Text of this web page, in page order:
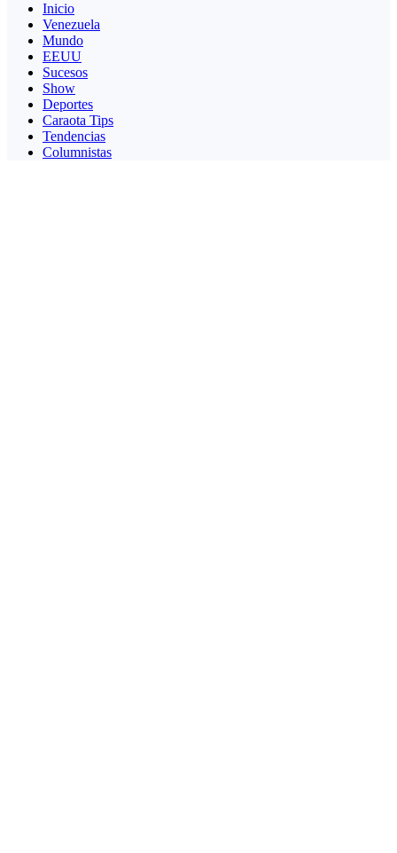
Inicio
Venezuela
Mundo
EEUU
Sucesos
Show
Deportes
Caraota Tips
Tendencias
Columnistas